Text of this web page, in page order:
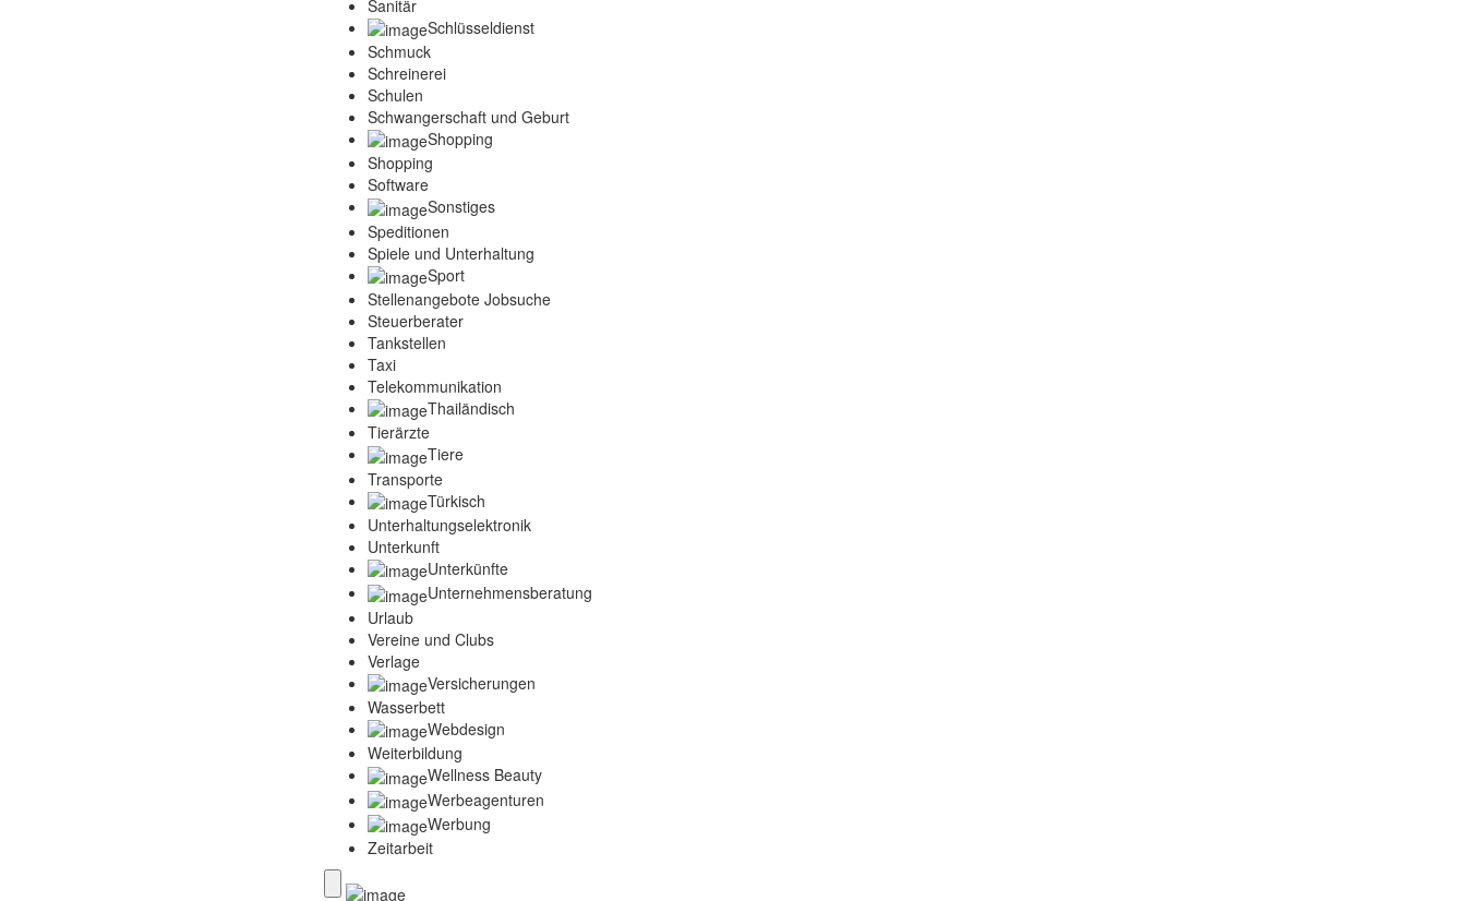
Sanitär
Schlüsseldienst
Schmuck
Schreinerei
Schulen
Schwangerschaft und Geburt
Shopping
Shopping
Software
Sonstiges
Speditionen
Spiele und Unterhaltung
Sport
Stellenangebote Jobsuche
Steuerberater
Tankstellen
Taxi
Telekommunikation
Thailändisch
Tierärzte
Tiere
Transporte
Türkisch
Unterhaltungselektronik
Unterkunft
Unterkünfte
Unternehmensberatung
Urlaub
Vereine und Clubs
Verlage
Versicherungen
Wasserbett
Webdesign
Weiterbildung
Wellness Beauty
Werbeagenturen
Werbung
Zeitarbeit